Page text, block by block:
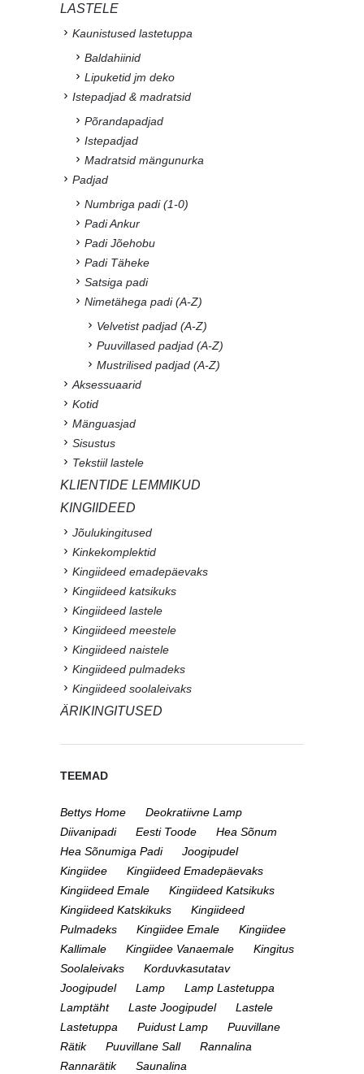
LASTELE
Kaunistused lastetuppa
Baldahiinid
Lipuketid jm deko
Istepadjad & madratsid
Põrandapadjad
Istepadjad
Madratsid mängunurka
Padjad
Numbriga padi (1-0)
Padi Ankur
Padi Jõehobu
Padi Täheke
Satsiga padi
Nimetähega padi (A-Z)
Velvetist padjad (A-Z)
Puuvillased padjad (A-Z)
Mustrilised padjad (A-Z)
Aksessuaarid
Kotid
Mänguasjad
Sisustus
Tekstiil lastele
KLIENTIDE LEMMIKUD
KINGIIDEED
Jõulukingitused
Kinkekomplektid
Kingiideed emadepäevaks
Kingiideed katsikuks
Kingiideed lastele
Kingiideed meestele
Kingiideed naistele
Kingiideed pulmadeks
Kingiideed soolaleivaks
ÄRIKINGITUSED
TEEMAD
Bettys Home
Deokratiivne Lamp
Diivanipadi
Eesti Toode
Hea Sõnum
Hea Sõnumiga Padi
Joogipudel
Kingiidee
Kingiideed Emadepäevaks
Kingiideed Emale
Kingiideed Katsikuks
Kingiideed Katskikuks
Kingiideed
Pulmadeks
Kingiidee Emale
Kingiidee
Kallimale
Kingiidee Vanaemale
Kingitus
Soolaleivaks
Korduvkasutatav
Joogipudel
Lamp
Lamp Lastetuppa
Lamptäht
Laste Joogipudel
Lastele
Lastetuppa
Puidust Lamp
Puuvillane
Rätik
Puuvillane Sall
Rannalina
Rannarätik
Saunalina